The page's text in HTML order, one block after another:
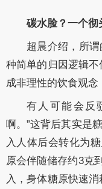
碳水脸？一个彻
超晨介绍，所
种简单的归因逻辑
成非理性的饮食观念
有人可能会反
啊。”这背后其实是
入人体后会转化为
原会伴随储存约3克
入，身体糖原快速